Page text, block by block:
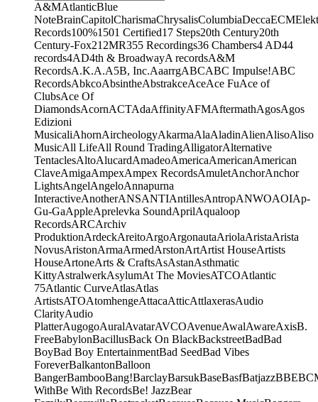
A&MAtlanticBlue
NoteBrainCapitolCharismaChrysalisColumbiaDeccaECM
Records100%1501 Certified17 Steps20th Century20th
Century-Fox21 2MR355 Recordings36 Chambers4 AD44
records4AD4th & BroadwayA recordsA&M
RecordsA.K.A.A5B, Inc.AaarrgABCABC Impulse!ABC
RecordsAbkcoAbsintheAbstrakceAceAce FuAce of
ClubsAce Of
DiamondsAcornACTAdaAffinityAFMAftermathAgosAgos
Edizioni
MusicaliAhornAircheologyAkarmaAlaAladinAlienAlisoAliso
MusicAll LifeAll Round TradingAlligatorAlternative
TentaclesAltoAlucardAmadeoAmericaAmericanAmerican
ClaveAmigaAmpexAmpex RecordsAmuletAnchorAnchor
LightsAngelAngeloAnnapurna
InteractiveAnotherANSANTIAntillesAntropANWOAOIAp-
Gu-GaAppleAprelevka SoundAprilAqualoop
RecordsARCArchiv
ProduktionArdeckAreitoArgoArgonautaAriolaAristaArista
NovusAristonArmaArmedArstonArtArtist HouseArtists
HouseArtoneArts & CraftsAsAstanAsthmatic
KittyAstralwerkAsylumAt The MoviesATCOAtlantic
75Atlantic CurveAtlasAtlas
ArtistsATOAtomhengeAttacaAtticAttlaxerasAudio
ClarityAudio
PlatterAugogoAuralAvatarAVCOAvenueAwalAwareAxisB.
FreeBabylonBacillusBack On BlackBackstreetBadBad
BoyBad Boy EntertainmentBad SeedBad Vibes
ForeverBalkantonBalloon
BangerBambooBang!BarclayBarsukBaseBasfBatjazzBBE
WithBe With RecordsBe! JazzBear